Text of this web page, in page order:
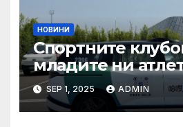
НОВИНИ
Спортните
младите ни
техните
нужда от нашата
и ние ще им я
SEP 1, 2025 ADMIN